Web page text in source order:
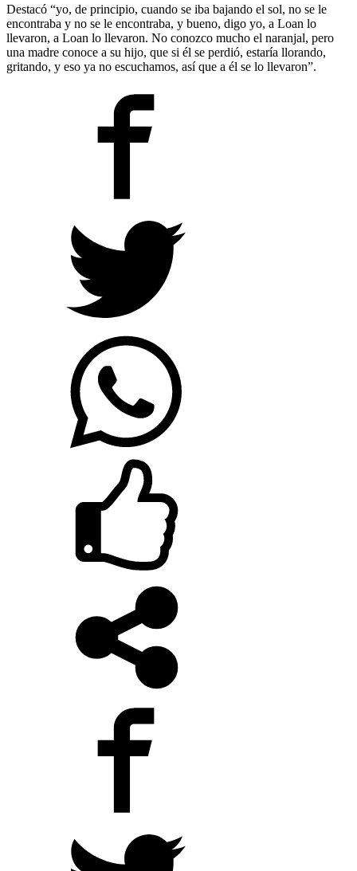
Destacó “yo, de principio, cuando se iba bajando el sol, no se le
encontraba y no se le encontraba, y bueno, digo yo, a Loan lo
llevaron, a Loan lo llevaron. No conozco mucho el naranjal, pero
una madre conoce a su hijo, que si él se perdió, estaría llorando,
gritando, y eso ya no escuchamos, así que a él se lo llevaron”.